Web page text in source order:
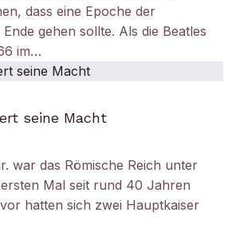
dass eine Epoche der
gehen sollte. Als die Beatles
im…
seine Macht
war das Römische Reich unter
Mal seit rund 40 Jahren
hatten sich zwei Hauptkaiser